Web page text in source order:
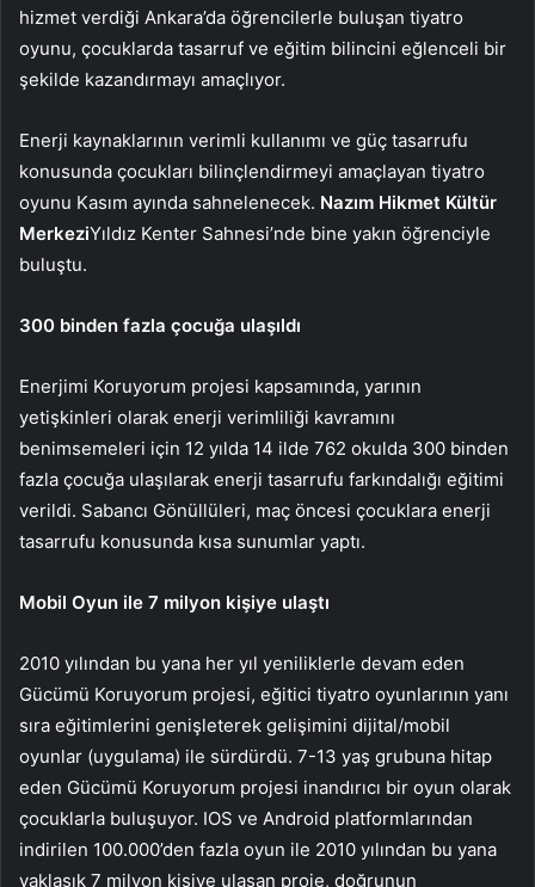
hizmet verdiği Ankara’da öğrencilerle buluşan tiyatro
oyunu, çocuklarda tasarruf ve eğitim bilincini eğlenceli bir
şekilde kazandırmayı amaçlıyor.
Enerji kaynaklarının verimli kullanımı ve güç tasarrufu
konusunda çocukları bilinçlendirmeyi amaçlayan tiyatro
oyunu Kasım ayında sahnelenecek. Nazım Hikmet Kültür
MerkeziYıldız Kenter Sahnesi’nde bine yakın öğrenciyle
buluştu.
300 binden fazla çocuğa ulaşıldı
Enerjimi Koruyorum projesi kapsamında, yarının
yetişkinleri olarak enerji verimliliği kavramını
benimsemeleri için 12 yılda 14 ilde 762 okulda 300 binden
fazla çocuğa ulaşılarak enerji tasarrufu farkındalığı eğitimi
verildi. Sabancı Gönüllüleri, maç öncesi çocuklara enerji
tasarrufu konusunda kısa sunumlar yaptı.
Mobil Oyun ile 7 milyon kişiye ulaştı
2010 yılından bu yana her yıl yeniliklerle devam eden
Gücümü Koruyorum projesi, eğitici tiyatro oyunlarının yanı
sıra eğitimlerini genişleterek gelişimini dijital/mobil
oyunlar (uygulama) ile sürdürdü. 7-13 yaş grubuna hitap
eden Gücümü Koruyorum projesi inandırıcı bir oyun olarak
çocuklarla buluşuyor. IOS ve Android platformlarından
indirilen 100.000’den fazla oyun ile 2010 yılından bu yana
yaklaşık 7 milyon kişiye ulaşan proje, doğrunun